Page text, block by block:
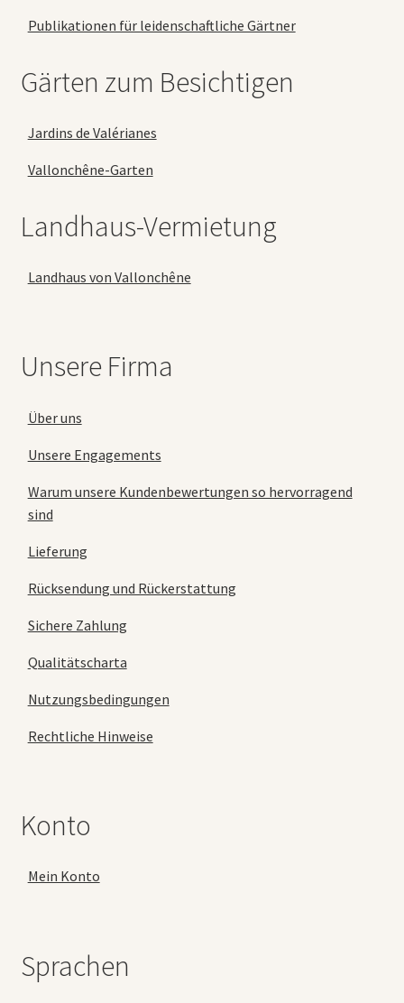
Publikationen für leidenschaftliche Gärtner
Gärten zum Besichtigen
Jardins de Valérianes
Vallonchêne-Garten
Landhaus-Vermietung
Landhaus von Vallonchêne
Unsere Firma
Über uns
Unsere Engagements
Warum unsere Kundenbewertungen so hervorragend
sind
Lieferung
Rücksendung und Rückerstattung
Sichere Zahlung
Qualitätscharta
Nutzungsbedingungen
Rechtliche Hinweise
Konto
Mein Konto
Sprachen